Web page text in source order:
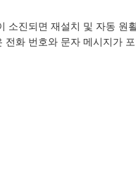
소진되면 재설치 및 자동 원
화 번호와 문자 메시지가